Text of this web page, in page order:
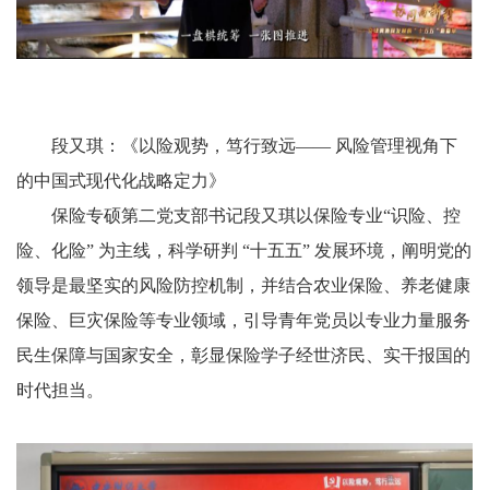
段又琪：《以险观势，笃行致远—— 风险管理视角下
的中国式现代化战略定力》
保险专硕第二党支部书记段又琪以保险专业“识险、控
险、化险” 为主线，科学研判 “十五五” 发展环境，阐明党的
领导是最坚实的风险防控机制，并结合农业保险、养老健康
保险、巨灾保险等专业领域，引导青年党员以专业力量服务
民生保障与国家安全，彰显保险学子经世济民、实干报国的
时代担当。